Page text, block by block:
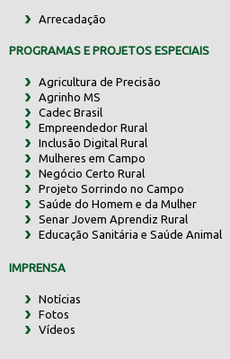
Arrecadação
PROGRAMAS E PROJETOS ESPECIAIS
Agricultura de Precisão
Agrinho MS
Cadec Brasil
Empreendedor Rural
Inclusão Digital Rural
Mulheres em Campo
Negócio Certo Rural
Projeto Sorrindo no Campo
Saúde do Homem e da Mulher
Senar Jovem Aprendiz Rural
Educação Sanitária e Saúde Animal
IMPRENSA
Notícias
Fotos
Vídeos